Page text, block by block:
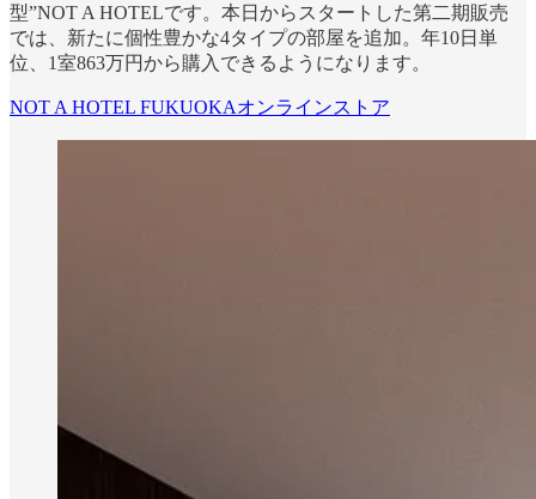
型”NOT A HOTELです。本日からスタートした第二期販売
では、新たに個性豊かな4タイプの部屋を追加。年10日単
位、1室863万円から購入できるようになります。
NOT A HOTEL FUKUOKAオンラインストア